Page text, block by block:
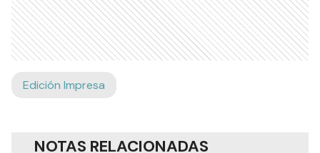
Edición Impresa
NOTAS RELACIONADAS